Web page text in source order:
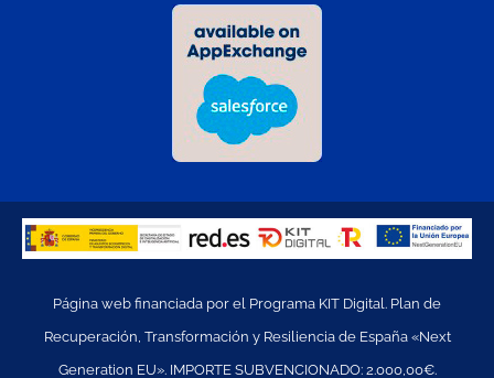
Página web financiada por el Programa KIT Digital. Plan de
Recuperación, Transformación y Resiliencia de España «Next
Generation EU». IMPORTE SUBVENCIONADO: 2.000,00€.